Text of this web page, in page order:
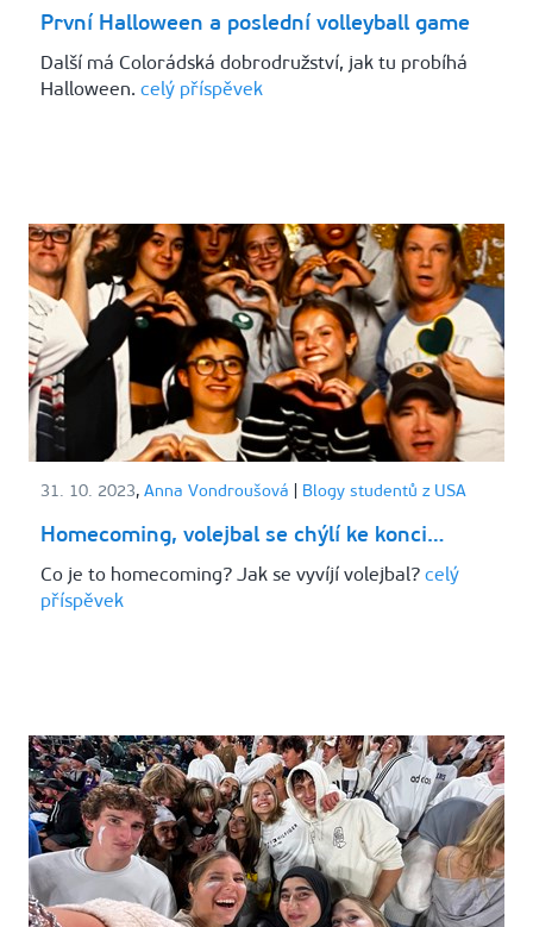
První Halloween a poslední volleyball game
Další má Colorádská dobrodružství, jak tu probíhá
Halloween. celý příspěvek
31. 10. 2023, Anna Vondroušová Blogy studentů z USA
Homecoming, volejbal se chýlí ke konci…
Co je to homecoming? Jak se vyvíjí volejbal? celý
příspěvek